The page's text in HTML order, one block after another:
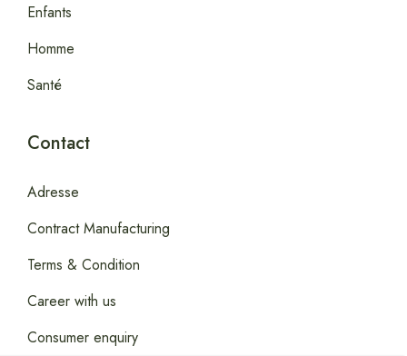
Enfants
Homme
Santé
Contact
Adresse
Contract Manufacturing
Terms & Condition
Career with us
Consumer enquiry